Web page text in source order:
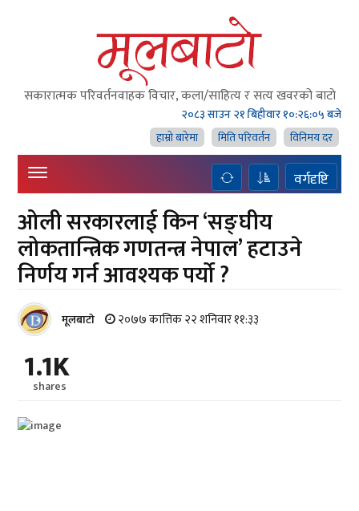
सकारात्मक परिवर्तनवाहक विचार, कला/साहित्य र सत्य खवरको बाटाे
२०८३ साउन २१ बिहीवार१०:२६:०७ बजे
हाम्राे बारेमा
मिति परिवर्तन विनिमय दर
वर्गदृष्टि
ओली सरकारलाई किन ‘सङ्घीय
लोकतान्त्रिक गणतन्त्र नेपाल’ हटाउने
निर्णय गर्न आवश्यक पर्यो ?
मूलबाटाे २०७७ कात्तिक २२ शनिवार ११:३३
1.1K
shares